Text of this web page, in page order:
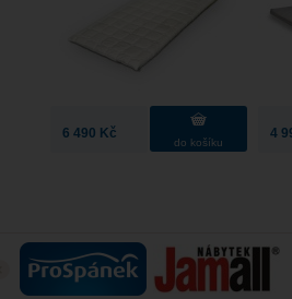
6 490 Kč
do košíku
4